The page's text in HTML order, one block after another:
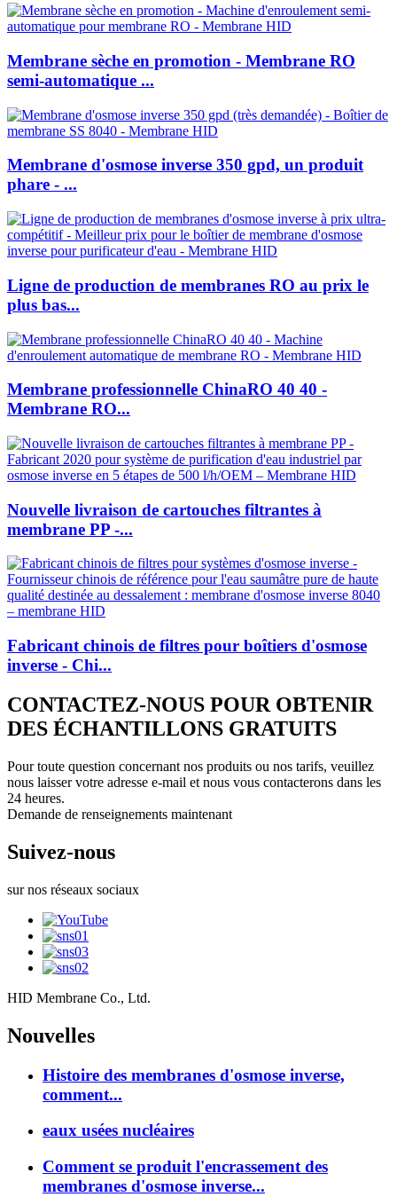
Membrane sèche en promotion - Membrane RO
semi-automatique ...
Membrane d'osmose inverse 350 gpd, un produit
phare - ...
Ligne de production de membranes RO au prix le
plus bas...
Membrane professionnelle ChinaRO 40 40 -
Membrane RO...
Nouvelle livraison de cartouches filtrantes à
membrane PP -...
Fabricant chinois de filtres pour boîtiers d'osmose
inverse - Chi...
CONTACTEZ-NOUS POUR OBTENIR
DES ÉCHANTILLONS GRATUITS
Pour toute question concernant nos produits ou nos tarifs, veuillez
nous laisser votre adresse e-mail et nous vous contacterons dans les
24 heures.
Demande de renseignements maintenant
Suivez-nous
sur nos réseaux sociaux
HID Membrane Co., Ltd.
Nouvelles
Histoire des membranes d'osmose inverse,
comment...
eaux usées nucléaires
Comment se produit l'encrassement des
membranes d'osmose inverse...